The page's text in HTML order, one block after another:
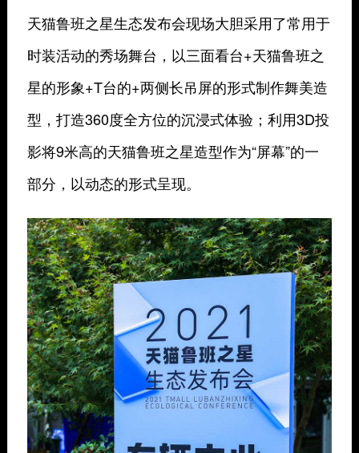
天猫鲁班之星生态发布会现场大胆采用了常用于
时装活动的秀场舞台，以三面看台+天猫鲁班之
星的形象+T台的+两侧长吊屏的形式制作舞美造
型，打造360度全方位的沉浸式体验；利用3D投
影将9米高的天猫鲁班之星造型作为“屏幕”的一
部分，以动态的形式呈现。